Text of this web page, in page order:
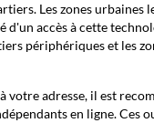
Les zones
accès à cette
périphériques et les
adresse, il est
en ligne. Ces